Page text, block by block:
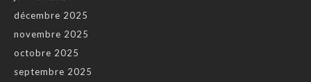
décembre 2025
novembre 2025
octobre 2025
septembre 2025